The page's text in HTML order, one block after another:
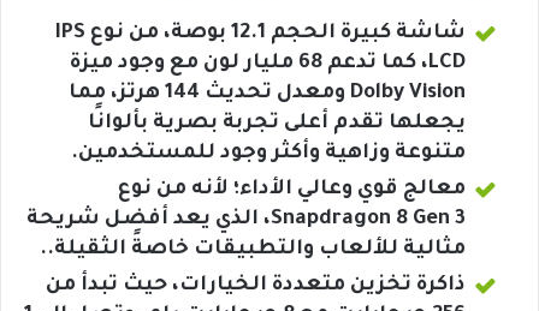
شاشة كبيرة الحجم 12.1 بوصة، من نوع IPS
LCD، كما تدعم 68 مليار لون مع وجود ميزة
Dolby Vision ومعدل تحديث 144 هرتز، مما
يجعلها تقدم أعلى تجربة بصرية بألوانًا
متنوعة وزاهية وأكثر وجود للمستخدمين.
معالج قوي وعالي الأداء؛ لأنه من نوع
Snapdragon 8 Gen 3، الذي يعد أفضل شريحة
مثالية للألعاب والتطبيقات خاصةً الثقيلة..
ذاكرة تخزين متعددة الخيارات، حيث تبدأ من